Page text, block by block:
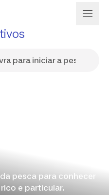
DA
pesca para conhecer
e particular.